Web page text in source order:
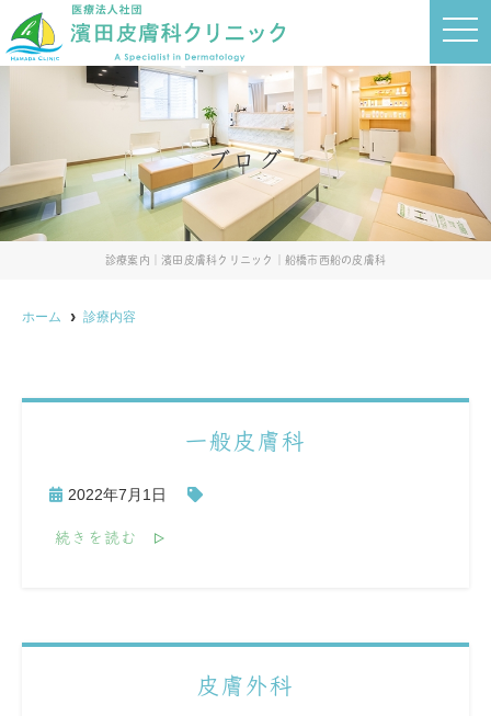
ブログ
診療案内｜濱田皮膚科クリニック｜船橋市西船の皮膚科
t
o
g
t
i
ホーム 診療内容
一般皮膚科
2022年7月1日
続きを読む
皮膚外科